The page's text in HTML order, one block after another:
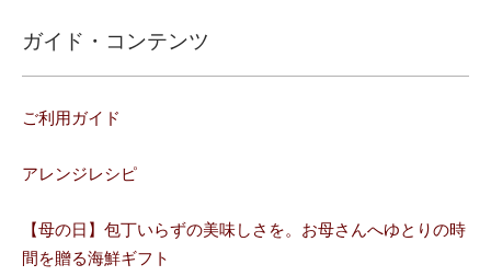
ガイド・コンテンツ
ご利用ガイド
アレンジレシピ
【母の日】包丁いらずの美味しさを。お母さんへゆとりの時
間を贈る海鮮ギフト